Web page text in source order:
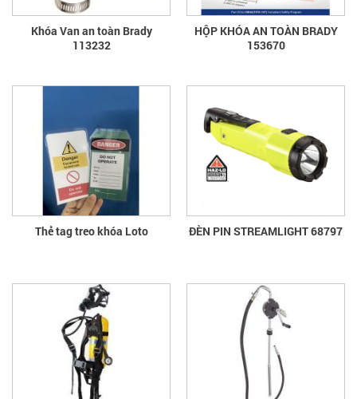
Khóa Van an toàn Brady
113232
HỘP KHÓA AN TOÀN BRADY
153670
Thẻ tag treo khóa Loto ĐÈN PIN STREAMLIGHT 68797